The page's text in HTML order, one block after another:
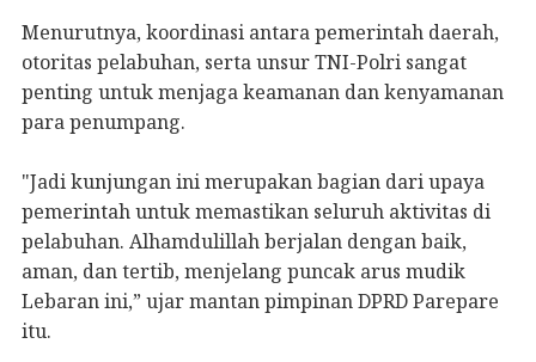
Menurutnya, koordinasi antara pemerintah daerah,
otoritas pelabuhan, serta unsur TNI-Polri sangat
penting untuk menjaga keamanan dan kenyamanan
para penumpang.
"Jadi kunjungan ini merupakan bagian dari upaya
pemerintah untuk memastikan seluruh aktivitas di
pelabuhan. Alhamdulillah berjalan dengan baik,
aman, dan tertib, menjelang puncak arus mudik
Lebaran ini,” ujar mantan pimpinan DPRD Parepare
itu.